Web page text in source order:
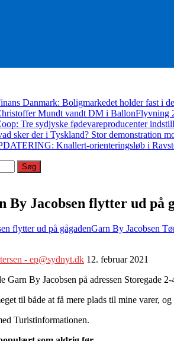
Danmark: Boligmarkedet holder fast i
Mundt vandt DM i BallonFlyvning
Tre sydjyske fødevareproducenter
sker der i Tyskland? Stor demonstration
Knallert-orienteringsløb i
Jacobsen flytter ud på
flytter ud på gågadenGarn By Jacobsen
- ep@sydnyt.dk 12. februar 2021
Garn By Jacobsen på adressen Storegade
til både at få mere plads til mine varer,
Turistinformationen.